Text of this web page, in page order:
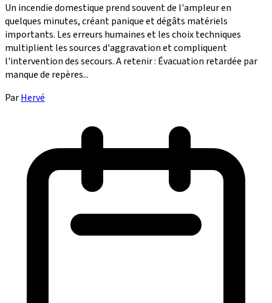
Un incendie domestique prend souvent de l'ampleur en
quelques minutes, créant panique et dégâts matériels
importants. Les erreurs humaines et les choix techniques
multiplient les sources d'aggravation et compliquent
l'intervention des secours. A retenir : Évacuation retardée par
manque de repères...
ParHervé